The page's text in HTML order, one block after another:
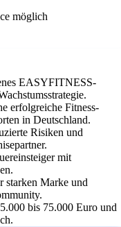
möglich
EASYFITNESS-
erfolgreiche Fitness-
in Deutschland.
Risiken und
mit
starken Marke und
bis 75.000 Euro und